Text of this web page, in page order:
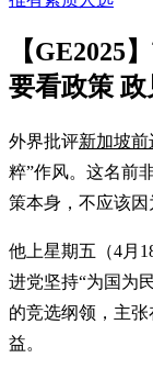
【GE2025
要看政策
外界批评新加坡前
粹”作风。这名前
策本身，不应该因
他上星期五（4月
进党坚持“为国为
的竞选纲领，主
益。